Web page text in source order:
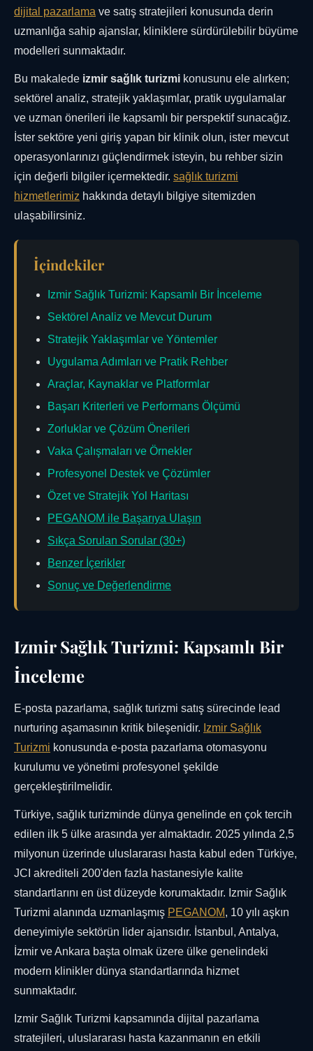
dijital pazarlama ve satış stratejileri konusunda derin
uzmanlığa sahip ajanslar, kliniklere sürdürülebilir büyüme
modelleri sunmaktadır.
Bu makalede izmir sağlık turizmi konusunu ele alırken;
sektörel analiz, stratejik yaklaşımlar, pratik uygulamalar
ve uzman önerileri ile kapsamlı bir perspektif sunacağız.
İster sektöre yeni giriş yapan bir klinik olun, ister mevcut
operasyonlarınızı güçlendirmek isteyin, bu rehber sizin
için değerli bilgiler içermektedir. sağlık turizmi
hizmetlerimiz hakkında detaylı bilgiye sitemizden
ulaşabilirsiniz.
İçindekiler
Izmir Sağlık Turizmi: Kapsamlı Bir İnceleme
Sektörel Analiz ve Mevcut Durum
Stratejik Yaklaşımlar ve Yöntemler
Uygulama Adımları ve Pratik Rehber
Araçlar, Kaynaklar ve Platformlar
Başarı Kriterleri ve Performans Ölçümü
Zorluklar ve Çözüm Önerileri
Vaka Çalışmaları ve Örnekler
Profesyonel Destek ve Çözümler
Özet ve Stratejik Yol Haritası
PEGANOM ile Başarıya Ulaşın
Sıkça Sorulan Sorular (30+)
Benzer İçerikler
Sonuç ve Değerlendirme
Izmir Sağlık Turizmi: Kapsamlı Bir
İnceleme
E-posta pazarlama, sağlık turizmi satış sürecinde lead
nurturing aşamasının kritik bileşenidir. Izmir Sağlık
Turizmi konusunda e-posta pazarlama otomasyonu
kurulumu ve yönetimi profesyonel şekilde
gerçekleştirilmelidir.
Türkiye, sağlık turizminde dünya genelinde en çok tercih
edilen ilk 5 ülke arasında yer almaktadır. 2025 yılında 2,5
milyonun üzerinde uluslararası hasta kabul eden Türkiye,
JCI akrediteli 200'den fazla hastanesiyle kalite
standartlarını en üst düzeyde korumaktadır. Izmir Sağlık
Turizmi alanında uzmanlaşmış PEGANOM, 10 yılı aşkın
deneyimiyle sektörün lider ajansıdır. İstanbul, Antalya,
İzmir ve Ankara başta olmak üzere ülke genelindeki
modern klinikler dünya standartlarında hizmet
sunmaktadır.
Izmir Sağlık Turizmi kapsamında dijital pazarlama
stratejileri, uluslararası hasta kazanmanın en etkili